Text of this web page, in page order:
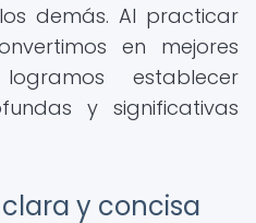
demás. Al practicar
en mejores
establecer
y significativas
y concisa